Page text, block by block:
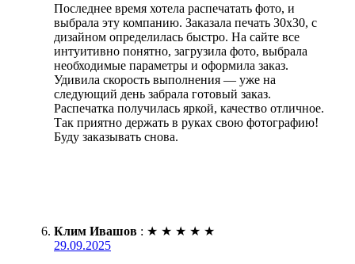
Последнее время хотела распечатать фото, и
выбрала эту компанию. Заказала печать 30х30, с
дизайном определилась быстро. На сайте все
интуитивно понятно, загрузила фото, выбрала
необходимые параметры и оформила заказ.
Удивила скорость выполнения — уже на
следующий день забрала готовый заказ.
Распечатка получилась яркой, качество отличное.
Так приятно держать в руках свою фотографию!
Буду заказывать снова.
Клим Ивашов : ★ ★ ★ ★ ★
29.09.2025